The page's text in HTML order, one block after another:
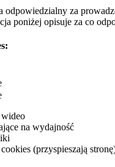
odpowiedzialny za
poniżej opisuje za co
na wydajność
(przyspieszają